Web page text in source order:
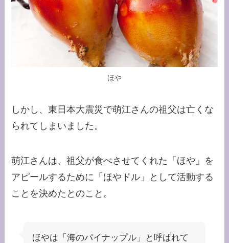
ほや
しかし、東日本大震災で萌江さんの祖父は亡くな
られてしまいました。
萌江さんは、祖父が食べさせてくれた「ほや」を
アピールするために「ほやドル」として活動する
ことを決めたとのこと。
ほやは「海のパイナップル」と呼ばれて